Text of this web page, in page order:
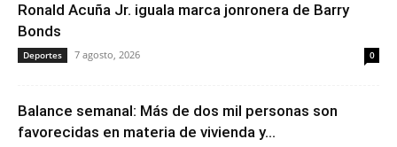
Ronald Acuña Jr. iguala marca jonronera de Barry
Bonds
Deportes 7 agosto, 2026 0
Balance semanal: Más de dos mil personas son
favorecidas en materia de vivienda y...